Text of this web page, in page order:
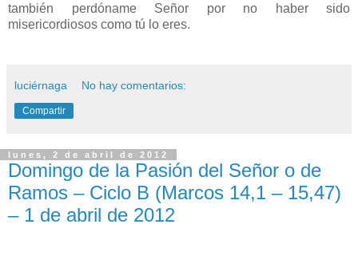
también perdóname Señor por no haber sido
misericordiosos como tú lo eres.
luciérnaga No hay comentarios:
Compartir
lunes, 2 de abril de 2012
Domingo de la Pasión del Señor o de
Ramos – Ciclo B (Marcos 14,1 – 15,47)
– 1 de abril de 2012